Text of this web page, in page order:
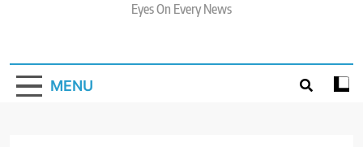
Eyes On Every News
MENU